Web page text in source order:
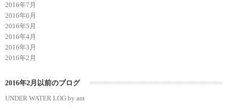
2016年7月
2016年6月
2016年5月
2016年4月
2016年3月
2016年2月
2016年2月以前のブログ
UNDER WATER LOG by ant